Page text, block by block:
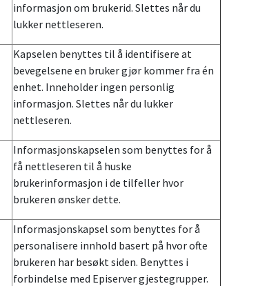
informasjon om brukerid. Slettes når du
lukker nettleseren.
Kapselen benyttes til å identifisere at
bevegelsene en bruker gjør kommer fra én
enhet. Inneholder ingen personlig
informasjon. Slettes når du lukker
nettleseren.
Informasjonskapselen som benyttes for å
få nettleseren til å huske
brukerinformasjon i de tilfeller hvor
brukeren ønsker dette.
Informasjonskapsel som benyttes for å
personalisere innhold basert på hvor ofte
brukeren har besøkt siden. Benyttes i
forbindelse med Episerver gjestegrupper.